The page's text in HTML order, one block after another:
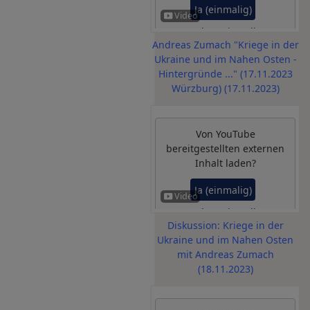
Ja (einmalig)
Datenschutzeinstellungen
verwalten
Andreas Zumach "Kriege in der
Ukraine und im Nahen Osten -
Hintergründe ..." (17.11.2023
Würzburg) (17.11.2023)
Von YouTube
bereitgestellten externen
Inhalt laden?
Ja (einmalig)
Datenschutzeinstellungen
verwalten
Diskussion: Kriege in der
Ukraine und im Nahen Osten
mit Andreas Zumach
(18.11.2023)